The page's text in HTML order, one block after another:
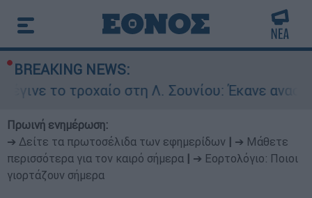
BREAKING NEWS:
στη Λ. Σουνίου: Έκανε αναστροφή ο
Πρωινή ενημέρωση:
➔ Δείτε τα πρωτοσέλιδα των εφημερίδων
➔ Μάθετε
περισσότερα για τον καιρό σήμερα
➔ Εορτολόγιο: Ποιοι
γιορτάζουν σήμερα